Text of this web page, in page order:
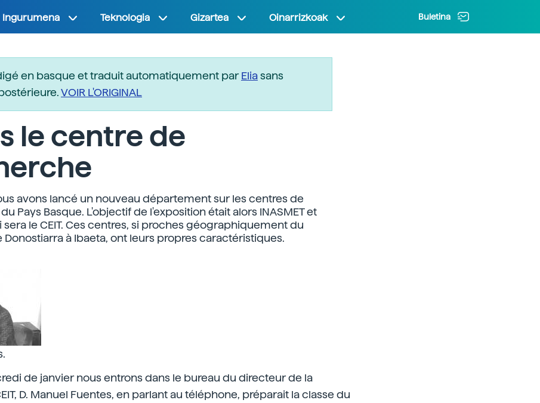
Ingurumena Teknologia Gizartea Oinarrizkoak Buletina
en basque et traduit automatiquement parEliasans
VOIR L'ORIGINAL
le centre de
avons lancé un nouveau département sur les centres de
Pays Basque. L'objectif de l'exposition était alors INASMET et
sera le CEIT. Ces centres, si proches géographiquement du
à Ibaeta, ont leurs propres caractéristiques.
de janvier nous entrons dans le bureau du directeur de la
D. Manuel Fuentes, en parlant au téléphone, préparait la classe du